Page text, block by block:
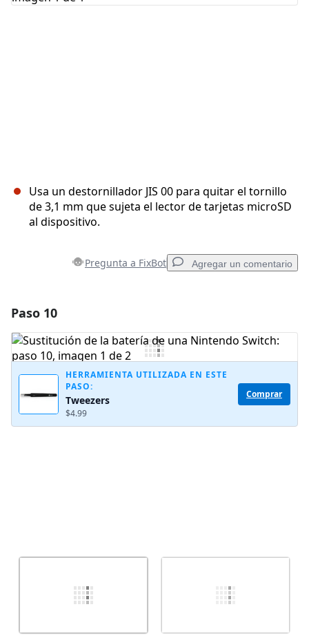
Usa un destornillador JIS 00 para quitar el tornillo
de 3,1 mm que sujeta el lector de tarjetas microSD
al dispositivo.
Pregunta a FixBot Agregar un comentario
Agregar Comentario
Publicar comentario
Paso 10
HERRAMIENTA UTILIZADA EN ESTE
PASO:
Tweezers
$4.99
Comprar